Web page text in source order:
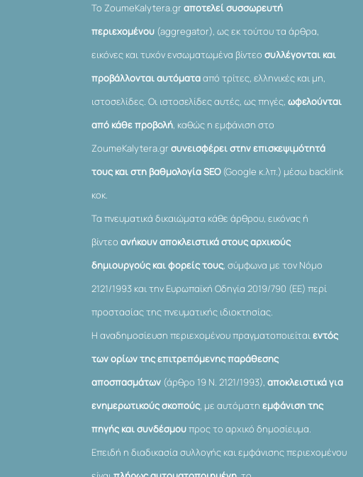
Το ZoumeKalytera.grαποτελεί συσσωρευτή
περιεχομένου (aggregator), ως εκ τούτου τα άρθρα,
εικόνες και τυχόν ενσωματωμένα βίντεοσυλλέγονται και
προβάλλονται αυτόματααπό τρίτες, ελληνικές και μη,
ιστοσελίδες. Οι ιστοσελίδες αυτές, ως πηγές,ωφελούνται
από κάθε προβολή, καθώς η εμφάνιση στο
ZoumeKalytera.gr συνεισφέρει στην επισκεψιμότητά
τους και στη βαθμολογία SEO(Google κ.λπ.) μέσω backlink
κοκ.
Τα πνευματικά δικαιώματα κάθε άρθρου, εικόνας ή
βίντεοανήκουν αποκλειστικά στους αρχικούς
δημιουργούς και φορείς τους, σύμφωνα με τον Νόμο
2121/1993 και την Ευρωπαϊκή Οδηγία 2019/790 (ΕΕ) περί
προστασίας της πνευματικής ιδιοκτησίας.
Η αναδημοσίευση περιεχομένου πραγματοποιείταιεντός
των ορίων της επιτρεπόμενης παράθεσης
αποσπασμάτων (άρθρο 19 Ν. 2121/1993), αποκλειστικά για
ενημερωτικούς σκοπούς, με αυτόματηεμφάνιση της
πηγής και συνδέσμουπρος το αρχικό δημοσίευμα.
Επειδή η διαδικασία συλλογής και εμφάνισης περιεχομένου